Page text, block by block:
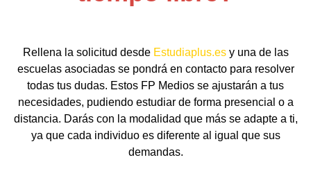
Rellena la solicitud desde Estudiaplus.esy una de las
escuelas asociadas se pondrá en contacto para resolver
todas tus dudas. Estos FP Medios se ajustarán a tus
necesidades, pudiendo estudiar de forma presencial o a
distancia. Darás con la modalidad que más se adapte a ti,
ya que cada individuo es diferente al igual que sus
demandas.